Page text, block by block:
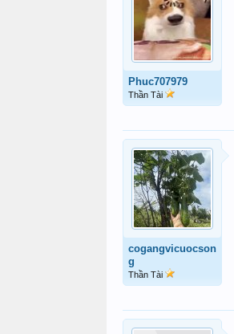
Phuc707979
Thần Tài
cogangvicuocson
g
Thần Tài